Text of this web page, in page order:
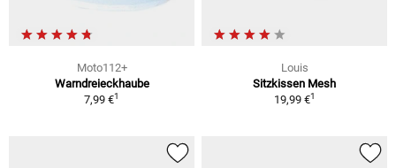
Moto112+
Warndreieckhaube
7,99 €1
Louis
Sitzkissen Mesh
19,99 €1